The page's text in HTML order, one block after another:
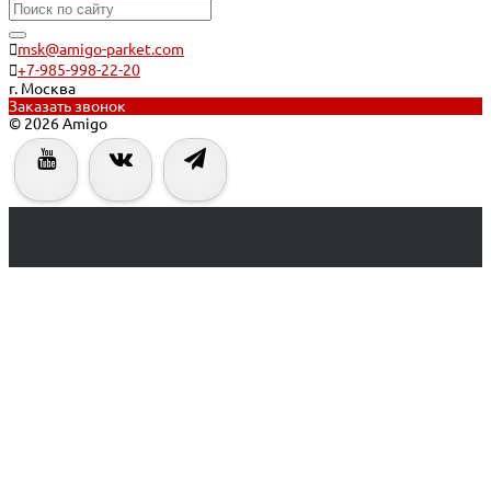
msk@amigo-parket.com
+7-985-998-22-20
г. Москва
Заказать звонок
© 2026 Amigo